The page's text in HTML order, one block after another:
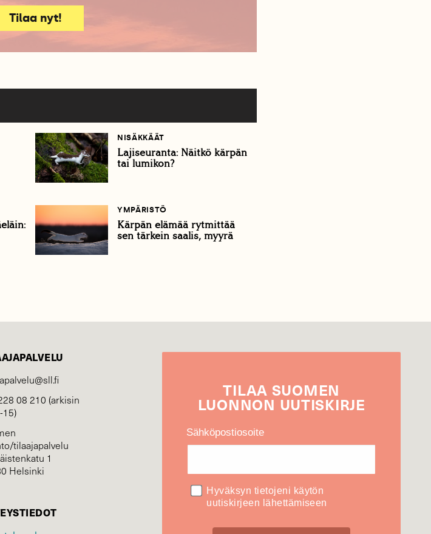
Tilaa nyt!
NISÄKKÄÄT
Lajiseuranta: Näitkö kärpän
tai lumikon?
YMPÄRISTÖ
Kärpän elämää rytmittää
sen tärkein saalis, myyrä
08 210 (arkisin
15)
tilaajapalvelu
1
Helsinki
TILAA SUOMEN
LUONNON UUTIS­KIRJE
Sähköpostiosoite
Hyväksyn tietojeni käytön
uutiskirjeen lähettämiseen